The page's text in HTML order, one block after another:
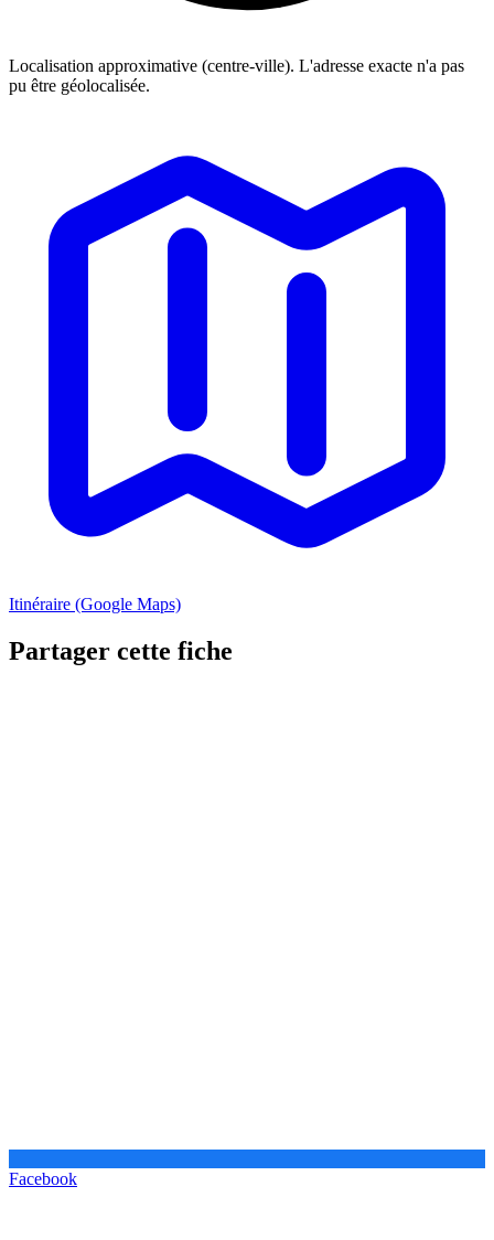
Localisation approximative (centre-ville). L'adresse exacte n'a pas
pu être géolocalisée.
Itinéraire (Google Maps)
Partager cette fiche
Facebook